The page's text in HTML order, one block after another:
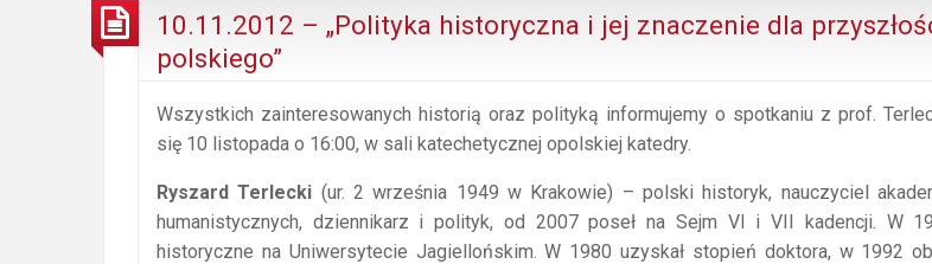
10.11.2012 – „Polityka historyczna i jej znaczenie dla
polskiego”
Wszystkich zainteresowanych historią oraz polityką informujemy o spotkaniu z prof.
się 10 listopada o 16:00, w sali katechetycznej opolskiej katedry.
Ryszard Terlecki (ur. 2 września 1949 w Krakowie) – polski historyk, nauczyciel
humanistycznych, dziennikarz i polityk, od 2007 poseł na Sejm VI i VII kadencji. W
historyczne na Uniwersytecie Jagiellońskim. W 1980 uzyskał stopień doktora, w 1992